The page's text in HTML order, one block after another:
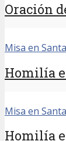
Oración
Misa en
Homilía
Misa en
Homilía